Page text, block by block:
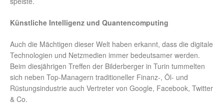
Künstliche Intelligenz und Quantencomputing
Auch die Mächtigen dieser Welt haben erkannt, dass die digitale
Technologien und Netzmedien immer bedeutsamer werden.
Beim diesjährigen Treffen der Bilderberger in Turin tummelten
sich neben Top-Managern traditioneller Finanz-, Öl- und
Rüstungsindustrie auch Vertreter von Google, Facebook, Twitter
& Co.